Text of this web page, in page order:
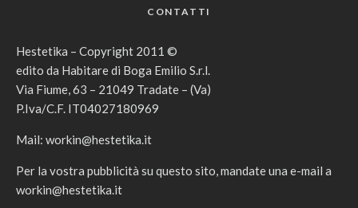
CONTATTI
Hestetika – Copyright 2011 ©
edito da Habitare di Boga Emilio S.r.l.
Via Fiume, 63 – 21049 Tradate – (Va)
P.Iva/C.F. IT04027180969
Mail: workin@hestetika.it
Per la vostra pubblicità su questo sito, mandate una e-mail a
workin@hestetika.it